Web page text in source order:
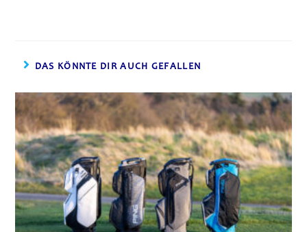
DAS KÖNNTE DIR AUCH GEFALLEN